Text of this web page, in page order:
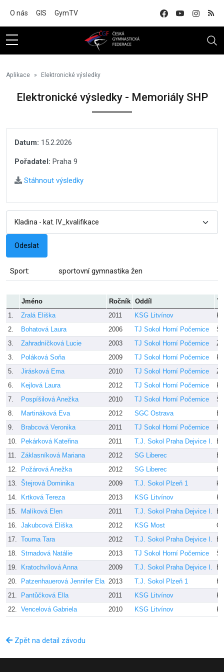
O nás GIS GymTV
Aplikace Elektronické výsledky
Elektronické výsledky - Memoriály SHP
Datum: 15.2.2026
Pořadatel: Praha 9
Stáhnout výsledky
Sport: sportovní gymnastika žen
Jméno Ročník Oddíl
1.
Zralá Eliška 2011 KSG Litvínov
2.
Bohatová Laura 2006 TJ Sokol Horní Počernice
3.
Zahradníčková Lucie 2003 TJ Sokol Horní Počernice
3.
Poláková Soňa 2009 TJ Sokol Horní Počernice
5.
Jirásková Ema 2010 TJ Sokol Horní Počernice
6.
Kejlová Laura 2012 TJ Sokol Horní Počernice
7.
Pospíšilová Anežka 2010 TJ Sokol Horní Počernice
8.
Martináková Eva 2012 SGC Ostrava
9.
Brabcová Veronika 2011 TJ Sokol Horní Počernice
10.
Pekárková Kateřina 2011 T.J. Sokol Praha Dejvice I.
11.
Záklasníková Mariana 2012 SG Liberec
12.
Požárová Anežka 2012 SG Liberec
13. Štejrová Dominika 2009 T.J. Sokol Plzeň 1
14.
Krtková Tereza 2013 KSG Litvínov
15.
Malíková Elen 2011 T.J. Sokol Praha Dejvice I.
16. Jakubcová Eliška 2012 KSG Most
17. Touma Tara 2012 T.J. Sokol Praha Dejvice I.
18. Strnadová Natálie 2013 TJ Sokol Horní Počernice
19.
Kratochvílová Anna 2009 T.J. Sokol Praha Dejvice I.
20.
Patzenhauerová Jennifer Ela 2013 T.J. Sokol Plzeň 1
21.
Pantůčková Ella 2011 KSG Litvínov
22. Vencelová Gabriela 2010 KSG Litvínov
Zpět na detail závodu